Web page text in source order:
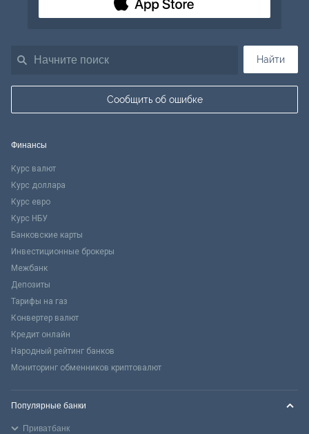
Найти
Сообщить об ошибке
Финансы
Курс валют
Курс доллара
Курс евро
Курс НБУ
Банковские карты
Инвестиционные брокеры
Межбанк
Депозиты
Тарифы на газ
Конвертер валют
Кредит онлайн
Народный рейтинг банков
Мониторинг обменников криптовалют
Популярные банки
Приватбанк